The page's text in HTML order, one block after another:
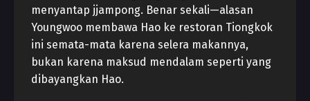
menyantap jjampong. Benar sekali—alasan
Youngwoo membawa Hao ke restoran Tiongkok
ini semata-mata karena selera makannya,
bukan karena maksud mendalam seperti yang
dibayangkan Hao.